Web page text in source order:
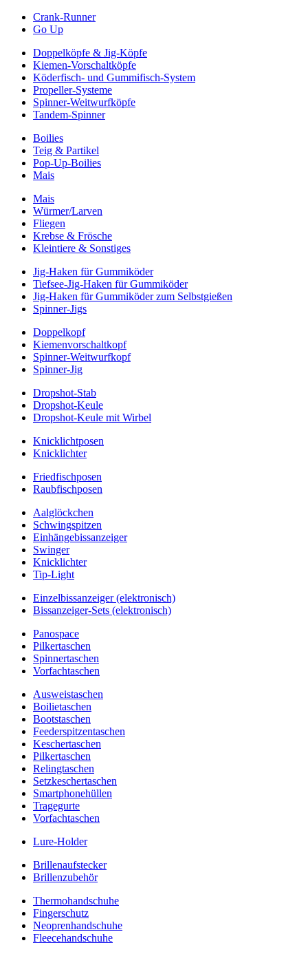
Crank-Runner
Go Up
Doppelköpfe & Jig-Köpfe
Kiemen-Vorschaltköpfe
Köderfisch- und Gummifisch-System
Propeller-Systeme
Spinner-Weitwurfköpfe
Tandem-Spinner
Boilies
Teig & Partikel
Pop-Up-Boilies
Mais
Mais
Würmer/Larven
Fliegen
Krebse & Frösche
Kleintiere & Sonstiges
Jig-Haken für Gummiköder
Tiefsee-Jig-Haken für Gummiköder
Jig-Haken für Gummiköder zum Selbstgießen
Spinner-Jigs
Doppelkopf
Kiemenvorschaltkopf
Spinner-Weitwurfkopf
Spinner-Jig
Dropshot-Stab
Dropshot-Keule
Dropshot-Keule mit Wirbel
Knicklichtposen
Knicklichter
Friedfischposen
Raubfischposen
Aalglöckchen
Schwingspitzen
Einhängebissanzeiger
Swinger
Knicklichter
Tip-Light
Einzelbissanzeiger (elektronisch)
Bissanzeiger-Sets (elektronisch)
Panospace
Pilkertaschen
Spinnertaschen
Vorfachtaschen
Ausweistaschen
Boilietaschen
Bootstaschen
Feederspitzentaschen
Keschertaschen
Pilkertaschen
Relingtaschen
Setzkeschertaschen
Smartphonehüllen
Tragegurte
Vorfachtaschen
Lure-Holder
Brillenaufstecker
Brillenzubehör
Thermohandschuhe
Fingerschutz
Neoprenhandschuhe
Fleecehandschuhe